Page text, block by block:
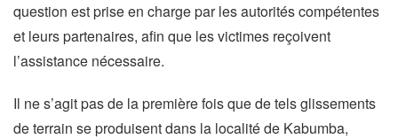
question est prise en charge par les autorités compétentes
et leurs partenaires, afin que les victimes reçoivent
l’assistance nécessaire.
Il ne s’agit pas de la première fois que de tels glissements
de terrain se produisent dans la localité de Kabumba,